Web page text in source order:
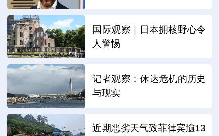
国际观察｜日本拥核野心令
人警惕
记者观察：休达危机的历史
与现实
近期恶劣天气致菲律宾逾13